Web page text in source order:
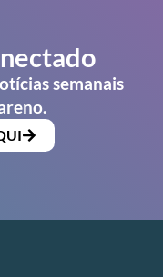
semanais